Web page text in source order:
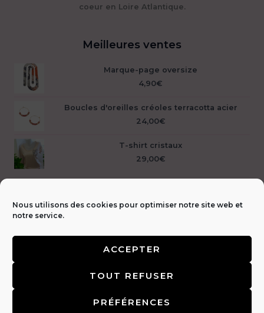
Nous utilisons des cookies pour optimiser notre site web et
notre service.
ACCEPTER
TOUT REFUSER
PRÉFÉRENCES
coeur en Loire Atlantique.
Meilleures ventes
Marque-page oversize
4,90€
Boucles d'oreilles créoles terracotta acier
24,00€
T-shirt cristaux
29,00€
CGV & Mentions légales ⚖️|